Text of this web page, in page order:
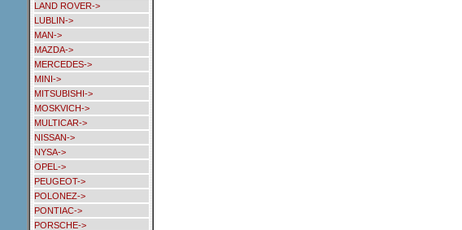
LAND ROVER->
LUBLIN->
MAN->
MAZDA->
MERCEDES->
MINI->
MITSUBISHI->
MOSKVICH->
MULTICAR->
NISSAN->
NYSA->
OPEL->
PEUGEOT->
POLONEZ->
PONTIAC->
PORSCHE->